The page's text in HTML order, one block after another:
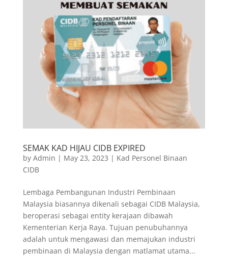
SEMAK KAD HIJAU CIDB EXPIRED
by Admin | May 23, 2023 | Kad Personel Binaan
CIDB
Lembaga Pembangunan Industri Pembinaan
Malaysia biasannya dikenali sebagai CIDB Malaysia,
beroperasi sebagai entity kerajaan dibawah
Kementerian Kerja Raya. Tujuan penubuhannya
adalah untuk mengawasi dan memajukan industri
pembinaan di Malaysia dengan matlamat utama...